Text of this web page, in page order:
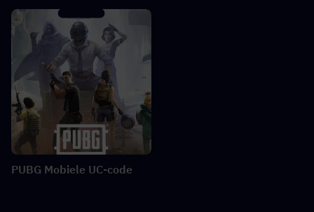
PUBG Mobiele UC-code